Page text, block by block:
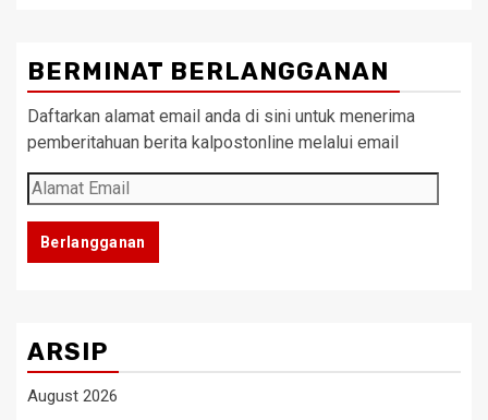
BERMINAT BERLANGGANAN
Daftarkan alamat email anda di sini untuk menerima
pemberitahuan berita kalpostonline melalui email
Alamat
Email
Berlangganan
ARSIP
August 2026